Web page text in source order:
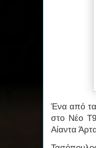
Ένα από τα
στο Νέο
Αίαντα